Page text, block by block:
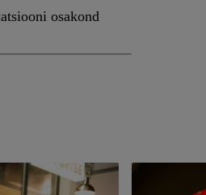
osakond